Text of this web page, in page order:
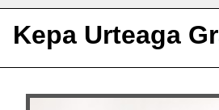
Kepa Urteaga